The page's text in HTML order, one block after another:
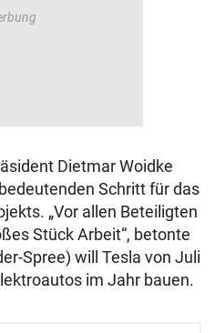
Dietmar Woidke
Schritt für das
„Vor allen Beteiligten
Stück Arbeit“, betonte
Spree) will Tesla von Juli
im Jahr bauen.